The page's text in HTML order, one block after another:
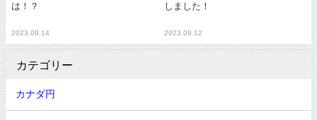
は！？
2023.09.14
しました！
2023.09.12
カテゴリー
カナダ円